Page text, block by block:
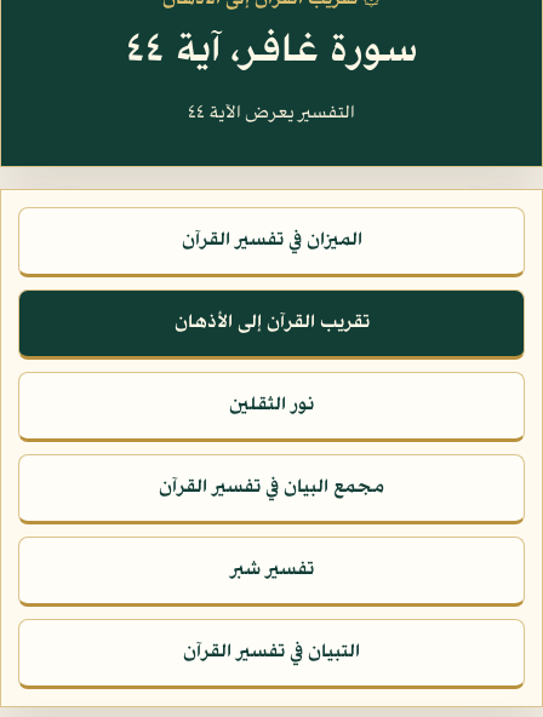
سورة غافر، آية ٤٤
التفسير يعرض الآية ٤٤
الميزان في تفسير القرآن
تقريب القرآن إلى الأذهان
نور الثقلين
مجمع البيان في تفسير القرآن
تفسير شبر
التبيان في تفسير القرآن